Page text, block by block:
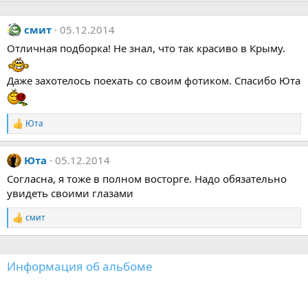
смит 05.12.2014
Отличная подборка! Не знал, что так красиво в Крыму.
Даже захотелось поехать со своим фотиком. Спасибо Юта
Р
е
а
к
и
и
:
Юта
Юта
05.12.2014
Согласна, я тоже в полном восторге. Надо обязательно
увидеть своими глазами
Р
е
к
ц
смит
Информация об альбоме